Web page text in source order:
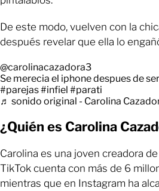
De este modo, vuelven con la
después revelar que ella lo
@carolinacazadora3
Se merecia el iphone despues de
#parejas#infiel #parati
♬ sonido original - Carolina
¿Quién es Carolina
Carolina es una joven creadora
TikTok cuenta con más de 6
mientras que en Instagram ha